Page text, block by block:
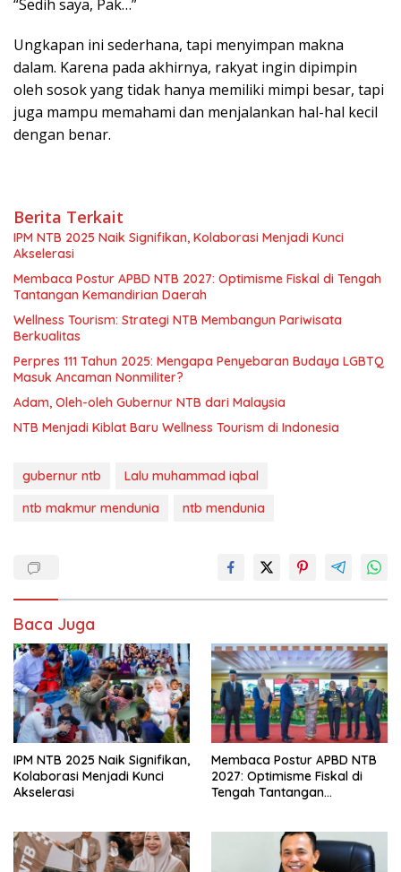
“Sedih saya, Pak…”
Ungkapan ini sederhana, tapi menyimpan makna
dalam. Karena pada akhirnya, rakyat ingin dipimpin
oleh sosok yang tidak hanya memiliki mimpi besar, tapi
juga mampu memahami dan menjalankan hal-hal kecil
dengan benar.
Berita Terkait
IPM NTB 2025 Naik Signifikan, Kolaborasi Menjadi Kunci
Akselerasi
Membaca Postur APBD NTB 2027: Optimisme Fiskal di Tengah
Tantangan Kemandirian Daerah
Wellness Tourism: Strategi NTB Membangun Pariwisata
Berkualitas
Perpres 111 Tahun 2025: Mengapa Penyebaran Budaya LGBTQ
Masuk Ancaman Nonmiliter?
Adam, Oleh-oleh Gubernur NTB dari Malaysia
NTB Menjadi Kiblat Baru Wellness Tourism di Indonesia
gubernur ntb
Lalu muhammad iqbal
ntb makmur mendunia
ntb mendunia
Baca Juga
IPM NTB 2025 Naik Signifikan,
Kolaborasi Menjadi Kunci
Akselerasi
Membaca Postur APBD NTB
2027: Optimisme Fiskal di
Tengah Tantangan